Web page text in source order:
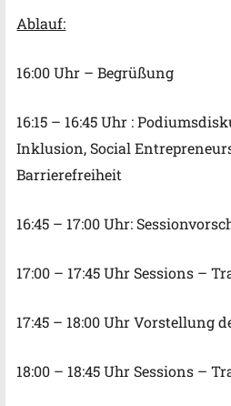
Ablauf:
16:00 Uhr – Begrüßung
16:15 – 16:45 Uhr :
Inklusion, Social
Barrierefreiheit
16:45 – 17:00 Uhr:
17:00 – 17:45 Uhr Sessions –
17:45 – 18:00 Uhr Vorstellung
18:00 – 18:45 Uhr Sessions –